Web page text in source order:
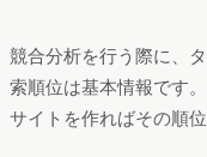
競合分析を行う際に、
索順位は基本情報です
サイトを作ればその順